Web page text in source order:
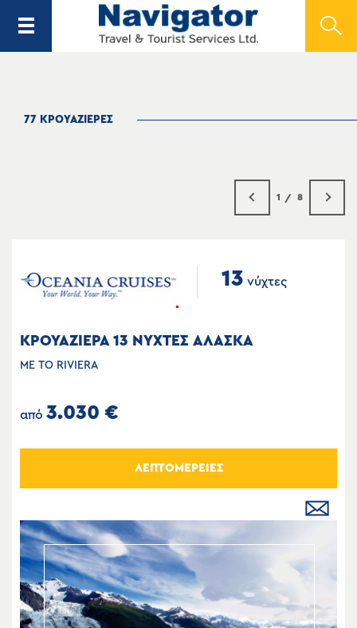
77 ΚΡΟΥΑΖΙΕΡΕΣ
1 8
13 νύχτες
ΚΡΟΥΑΖΙΕΡΑ 13 ΝΥΧΤΕΣ ΑΛΑΣΚΑ
ΜΕ ΤΟ RIVIERA
από 3.030 €
ΛΕΠΤΟΜΕΡΕΙΕΣ